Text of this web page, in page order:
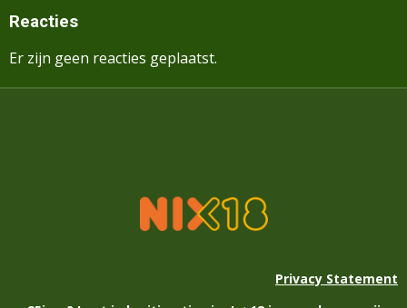
Reacties
Er zijn geen reacties geplaatst.
Privacy Statement